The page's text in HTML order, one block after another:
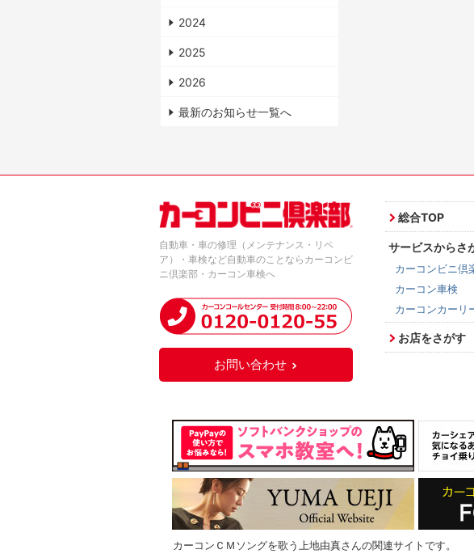
2024
2025
2026
最新のお知らせ一覧へ
自動車・車の修理（メンテナンス・リペ
ア）・車検など自動車のことならカーコンビ
ニ倶楽部・カーコン車検へ
お問い合わせ
総合TOP
サービスからさ
カーコンビニ倶
カーコン車検
カーコンカーリ
お店をさがす
カーコンＣＭソングを歌う上地由真さんの関連サイトです。